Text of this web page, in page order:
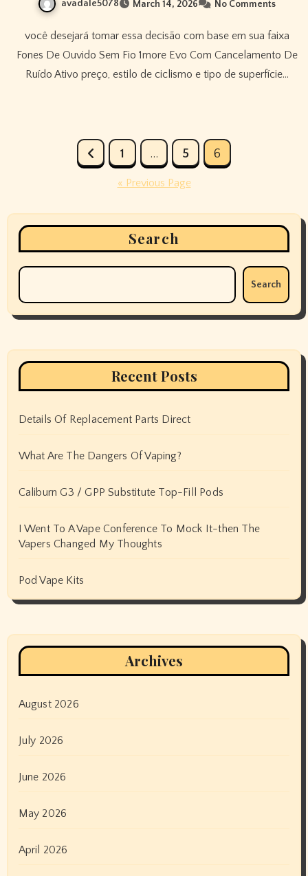
avadale5078 March 14, 2026 No Comments
você desejará tomar essa decisão com base em sua faixa
Fones De Ouvido Sem Fio 1more Evo Com Cancelamento De
Ruído Ativo preço, estilo de ciclismo e tipo de superfície…
pagination
1 … 5 6
« Previous Page
Search
Search
Recent Posts
Details Of Replacement Parts Direct
What Are The Dangers Of Vaping?
Caliburn G3 / GPP Substitute Top-Fill Pods
I Went To A Vape Conference To Mock It-then The
Vapers Changed My Thoughts
Pod Vape Kits
Archives
August 2026
July 2026
June 2026
May 2026
April 2026